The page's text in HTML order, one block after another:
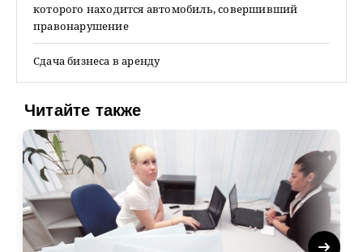
которого находится автомобиль, совершивший
правонарушение
Сдача бизнеса в аренду
Читайте также
Next